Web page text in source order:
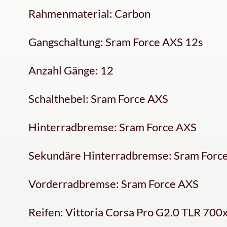
Rahmenmaterial: Carbon
Gangschaltung: Sram Force AXS 12s
Anzahl Gänge: 12
Schalthebel: Sram Force AXS
Hinterradbremse: Sram Force AXS
Sekundäre Hinterradbremse: Sram
Vorderradbremse: Sram Force AXS
Reifen: Vittoria Corsa Pro G2.0 TLR